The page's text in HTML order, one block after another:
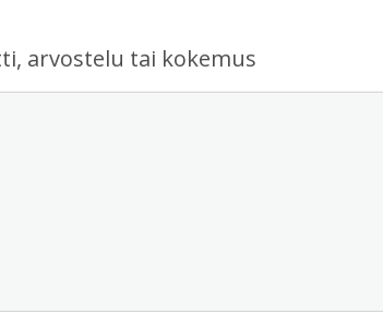
arvostelu tai kokemus